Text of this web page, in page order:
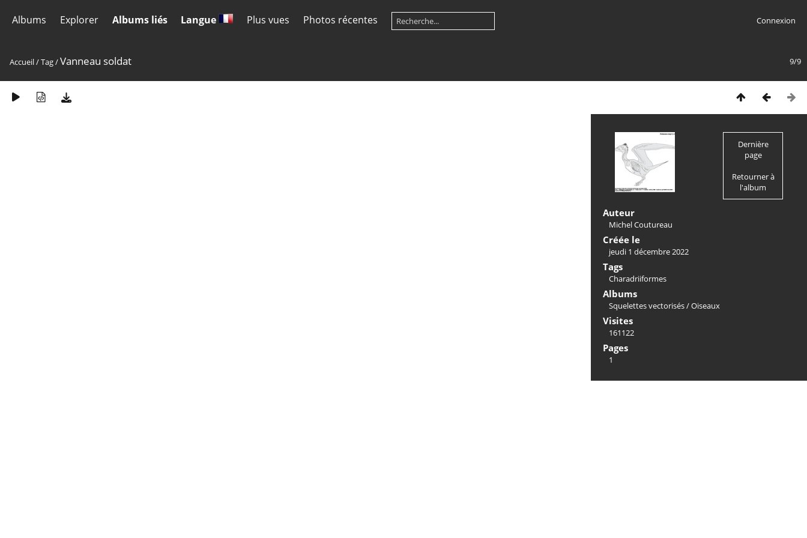
Albums Explorer Albums liés Langue Plus vues Photos récentes Connexion
9/9
Accueil/Tag/Vanneau soldat
Dernière
page
Retourner à
l'album
Auteur
Michel Coutureau
Créée le
jeudi 1 décembre 2022
Tags
Charadriiformes
Albums
Squelettes vectorisés/Oiseaux
Visites
161122
Pages
1